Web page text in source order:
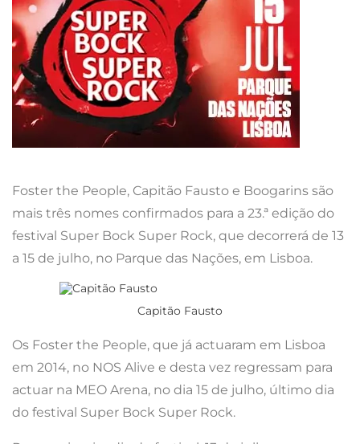
Foster the People, Capitão Fausto e Boogarins são
mais três nomes confirmados para a 23.ª edição do
festival Super Bock Super Rock, que decorrerá de 13
a 15 de julho, no Parque das Nações, em Lisboa.
Capitão Fausto
Os Foster the People, que já actuaram em Lisboa
em 2014, no NOS Alive e desta vez regressam para
actuar na MEO Arena, no dia 15 de julho, último dia
do festival Super Bock Super Rock.